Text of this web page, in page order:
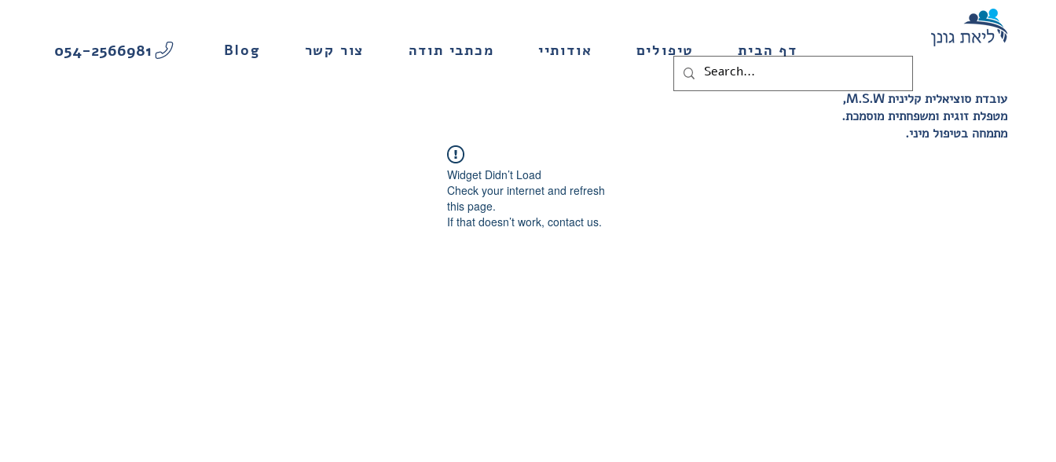
054-2566981 דף הבית טיפולים אודותיי מכתבי תודה צור קשר Blog
,M.S.W עובדת סוציאלית קלינית
.מטפלת זוגית ומשפחתית מוסמכת
.מתמחה בטיפול מיני
Widget Didn’t Load
Check your internet and refresh
this page.
If that doesn’t work, contact us.